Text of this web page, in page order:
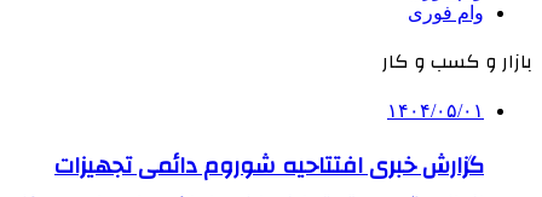
وام فوری
بازار و کسب و کار
۱۴۰۴/۰۵/۰۱
گزارش خبری افتتاحیه شوروم دائمی تجهیزات